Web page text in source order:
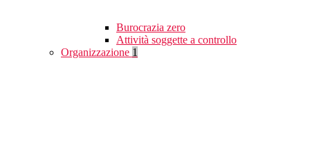
Burocrazia zero
Attività soggette a controllo
Organizzazione 1